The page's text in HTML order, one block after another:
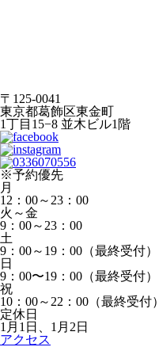
〒125-0041
東京都葛飾区東金町
1丁目15−8 並木ビル1階
※予約優先
月
12：00～23：00
火～金
9：00～23：00
土
9：00～19：00（最終受付）
日
9：00〜19：00（最終受付）
祝
10：00～22：00（最終受付）
定休日
1月1日、1月2日
アクセス